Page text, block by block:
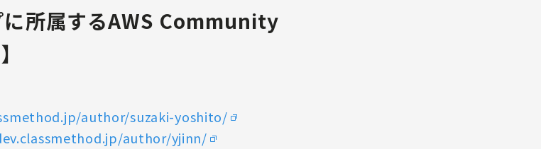
に所属するAWS Community
author/suzaki-yoshito/
author/yjinn/